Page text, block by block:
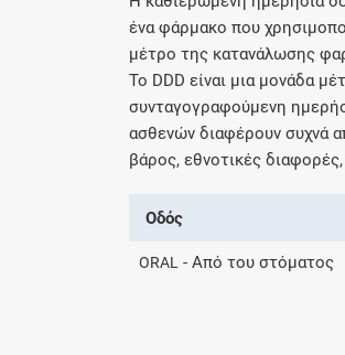
ένα φάρμακο που
μέτρο της κατανάλωσης
Το DDD είναι μια μονάδα
συνταγογραφούμενη
ασθενών διαφέρουν συχνά
βάρος, εθνοτικές
Οδός
ORAL - Από του στόματος